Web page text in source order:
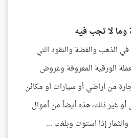
وما لا تجب فيه
الذهب والفضة والنقود التي
الورقية المعروفة وعروض
من أراضي أو سيارات أو مكائن
أو غير ذلك، هذه أيضاً من أموال
والثمار إذا استوت وبلغت ...